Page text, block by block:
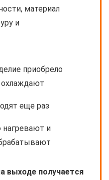
материал
и
приобрело
охлаждают
еще раз
нагревают и
выходе получается